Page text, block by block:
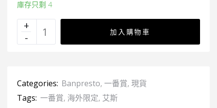
庫存只剩 4
加入購物車
Categories: Banpresto, 一番賞, 現貨
Tags: 一番賞, 海外限定, 艾斯